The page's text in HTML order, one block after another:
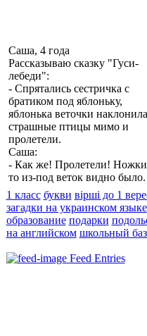
Саша, 4 года
Рассказываю сказку "Гуси-
лебеди":
- Спрятались сестричка с
братиком под яблоньку,
яблонька веточки
страшные птицы мимо и
пролетели.
Саша:
- Как же! Пролетели!
то из-под веток видно было.
1 класс букви вірші до 1
загадки на украинском языке
образование подарки
на английском школьный
Feed Entries